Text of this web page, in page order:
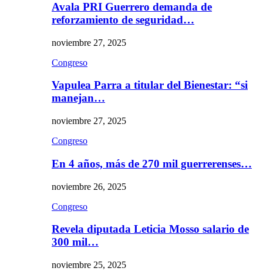
Avala PRI Guerrero demanda de
reforzamiento de seguridad…
noviembre 27, 2025
Congreso
Vapulea Parra a titular del Bienestar: “si
manejan…
noviembre 27, 2025
Congreso
En 4 años, más de 270 mil guerrerenses…
noviembre 26, 2025
Congreso
Revela diputada Leticia Mosso salario de
300 mil…
noviembre 25, 2025